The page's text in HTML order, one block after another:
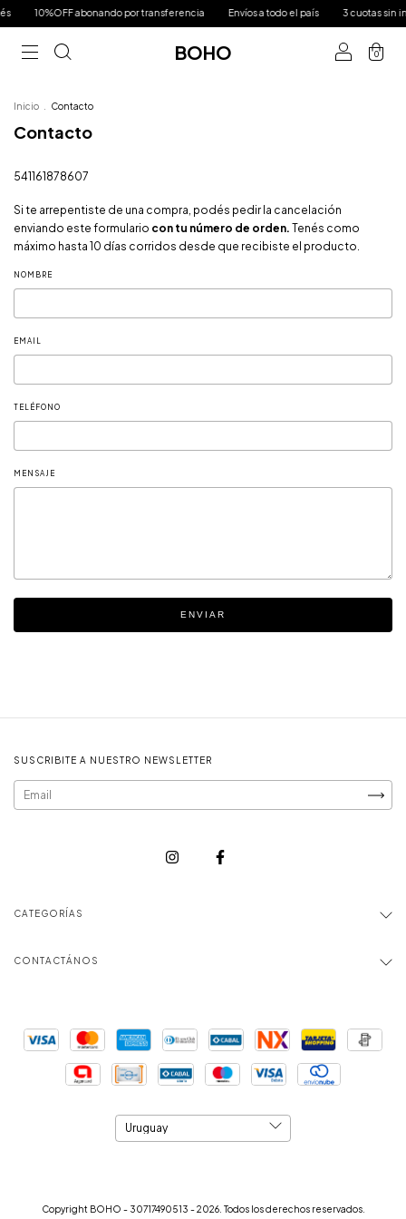
10%OFF abonando por transferencia Envíos a todo el país 3 cuotas sin
BOHO 0
Inicio Contacto
Contacto
541161878607
Si te arrepentiste de una compra, podés pedir la cancelación
enviando este formulario con tu número de orden. Tenés como
máximo hasta 10 días corridos desde que recibiste el producto.
NOMBRE
EMAIL
TELÉFONO
MENSAJE
ENVIAR
SUSCRIBITE A NUESTRO NEWSLETTER
CATEGORÍAS
CONTACTÁNOS
Copyright BOHO - 30717490513 - 2026. Todos los derechos reservados.